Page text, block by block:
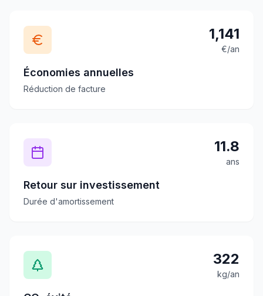
1,141
€/an
Économies annuelles
Réduction de facture
11.8
ans
Retour sur investissement
Durée d'amortissement
322
kg/an